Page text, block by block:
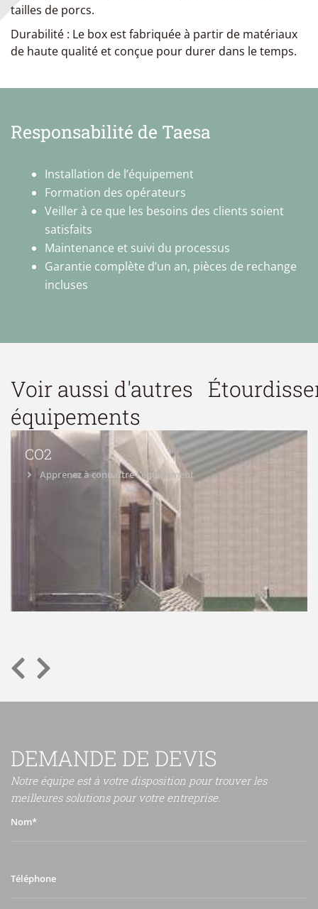
tailles de porcs.
Durabilité : Le box est fabriquée à partir de matériaux
de haute qualité et conçue pour durer dans le temps.
Responsabilité de Taesa
Installation de l’équipement
Formation des opérateurs
Veiller à ce que les besoins des clients soient
satisfaits
Maintenance et suivi du processus
Garantie complète d’un an, pièces de rechange
incluses
Voir aussi d'autres
équipements
CO2
Apprenez à connaître l'équipement
DEMANDE DE DEVIS
Notre équipe est à votre disposition pour trouver les
meilleures solutions pour votre entreprise.
Nom*
Téléphone